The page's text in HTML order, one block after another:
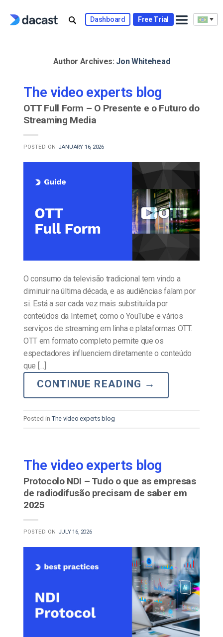
Dashboard Free Trial
Author Archives: Jon Whitehead
The video experts blog
OTT Full Form – O Presente e o Futuro do
Streaming Media
POSTED ON JANUARY 16, 2026
O consumo da televisão tradicional tem vindo a
diminuir na última década, e as audiências falam por
si. Está a ser cada vez mais substituída por
conteúdos da Internet, como o YouTube e vários
serviços de streaming em linha e plataformas OTT.
OTT em formato completo permite que os
espectadores influenciem diretamente o conteúdo
que […]
CONTINUE READING →
Posted in The video experts blog
The video experts blog
Protocolo NDI – Tudo o que as empresas
de radiodifusão precisam de saber em
2025
POSTED ON JULY 16, 2026